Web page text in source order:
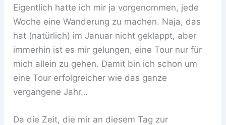
Eigentlich hatte ich mir ja vorgenommen, jede
Woche eine Wanderung zu machen. Naja, das
hat (natürlich) im Januar nicht geklappt, aber
immerhin ist es mir gelungen, eine Tour nur für
mich allein zu gehen. Damit bin ich schon um
eine Tour erfolgreicher wie das ganze
vergangene Jahr…
Da die Zeit, die mir an diesem Tag zur